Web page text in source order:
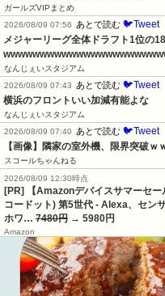
ガールズVIPまとめ
2026/08/09 07:56
あとで読む 🐦Tweet
メジャーリーグ全体ドラフト1位の
なんじぇいスタジアム
2026/08/09 07:43
あとで読む 🐦Tweet
横浜のフロントいい加減有能よな
なんじぇいスタジアム
2026/08/09 07:40
あとで読む 🐦Tweet
【画像】隣家の室外機、限界突破ｗ
スコールちゃんねる
2026/08/09 12:30時点
[PR] 【Amazonデバイスサマーセ
コードット) 第5世代 - Alexa、セン
ホワ… 7480円 → 5980円
Amazon